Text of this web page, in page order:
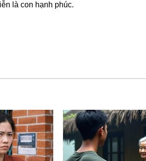
là con hạnh phúc.